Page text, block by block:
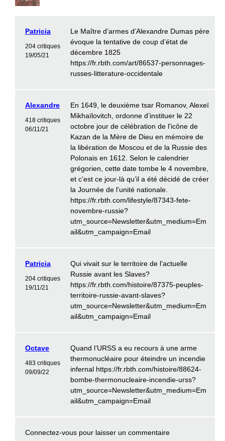
Patricia
204 critiques
19/05/21
Le Maître d’armes d’Alexandre Dumas père
évoque la tentative de coup d’état de
décembre 1825
https://fr.rbth.com/art/86537-personnages-
russes-litterature-occidentale
Alexandre
418 critiques
06/11/21
En 1649, le deuxième tsar Romanov, Alexeï
Mikhaïlovitch, ordonne d’instituer le 22
octobre jour de célébration de l'icône de
Kazan de la Mère de Dieu en mémoire de
la libération de Moscou et de la Russie des
Polonais en 1612. Selon le calendrier
grégorien, cette date tombe le 4 novembre,
et c’est ce jour-là qu’il a été décidé de créer
la Journée de l'unité nationale.
https://fr.rbth.com/lifestyle/87343-fete-
novembre-russie?
utm_source=Newsletter&utm_medium=Em
ail&utm_campaign=Email
Patricia
204 critiques
19/11/21
Qui vivait sur le territoire de l’actuelle
Russie avant les Slaves?
https://fr.rbth.com/histoire/87375-peuples-
territoire-russie-avant-slaves?
utm_source=Newsletter&utm_medium=Em
ail&utm_campaign=Email
Octave
483 critiques
09/09/22
Quand l’URSS a eu recours à une arme
thermonucléaire pour éteindre un incendie
infernal https://fr.rbth.com/histoire/88624-
bombe-thermonucleaire-incendie-urss?
utm_source=Newsletter&utm_medium=Em
ail&utm_campaign=Email
Connectez-vous pour laisser un commentaire